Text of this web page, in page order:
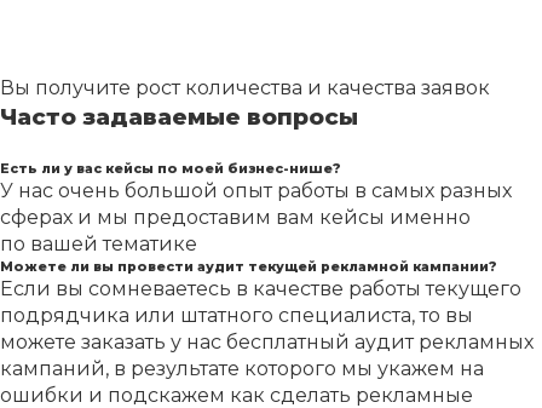
Вы получите рост количества и качества заявок
Часто задаваемые вопросы
Есть ли у вас кейсы по моей бизнес-нише?
У нас очень большой опыт работы в самых разных
сферах и мы предоставим вам кейсы именно
по вашей тематике
Можете ли вы провести аудит текущей рекламной кампании?
Если вы сомневаетесь в качестве работы текущего
подрядчика или штатного специалиста, то вы
можете заказать у нас бесплатный аудит рекламных
кампаний, в результате которого мы укажем на
ошибки и подскажем как сделать рекламные